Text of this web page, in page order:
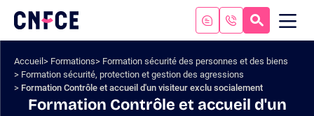
contenu
menu
Logo
site
Accueil Formations
Formation sécurité des personnes et des biens
Formation sécurité, protection et gestion des agressions
Formation Contrôle et accueil d'un visiteur exclu socialement
Formation Contrôle et accueil d'un